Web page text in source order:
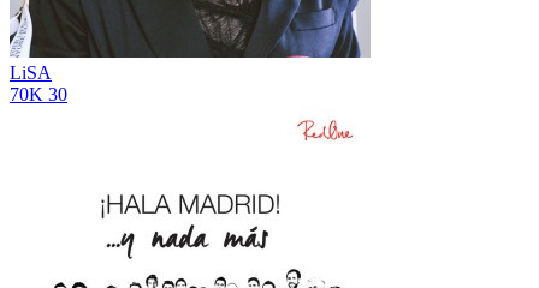
LiSA
70K 30